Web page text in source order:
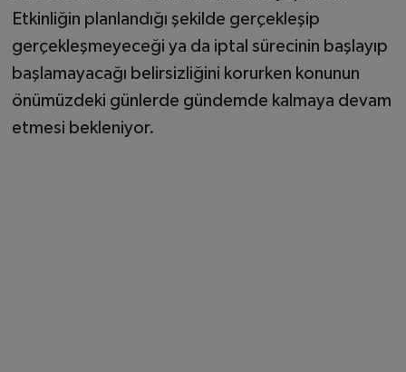
Etkinliğin planlandığı şekilde gerçekleşip
gerçekleşmeyeceği ya da iptal sürecinin başlayıp
başlamayacağı belirsizliğini korurken konunun
önümüzdeki günlerde gündemde kalmaya devam
etmesi bekleniyor.